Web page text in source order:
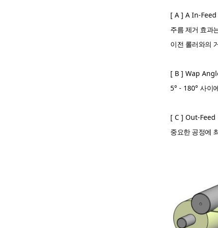
[ A ] A In-Feed
주름 제거 효과
이전 롤러와의
[ B ] Wap
5° - 180° 사이
[ C ] Out-Feed
중요한 공정에